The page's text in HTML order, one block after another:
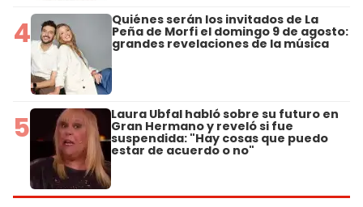
4 Quiénes serán los invitados de La
Peña de Morfi el domingo 9 de agosto:
grandes revelaciones de la música
5 Laura Ubfal habló sobre su futuro en
Gran Hermano y reveló si fue
suspendida: "Hay cosas que puedo
estar de acuerdo o no"